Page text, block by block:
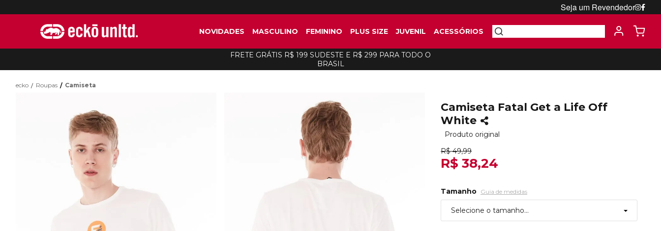
Seja um Revendedor
NOVIDADES MASCULINO FEMININO PLUS SIZE JUVENIL ACESSÓRIOS
FRETE GRÁTIS R$ 199 SUDESTE E R$ 299 PARA TODO O
BRASIL
ecko Roupas Camiseta
Camiseta Fatal Get a Life Off
White
Produto original
R$ 49,99
R$ 38,24
Tamanho Guia de medidas
Selecione o tamanho...